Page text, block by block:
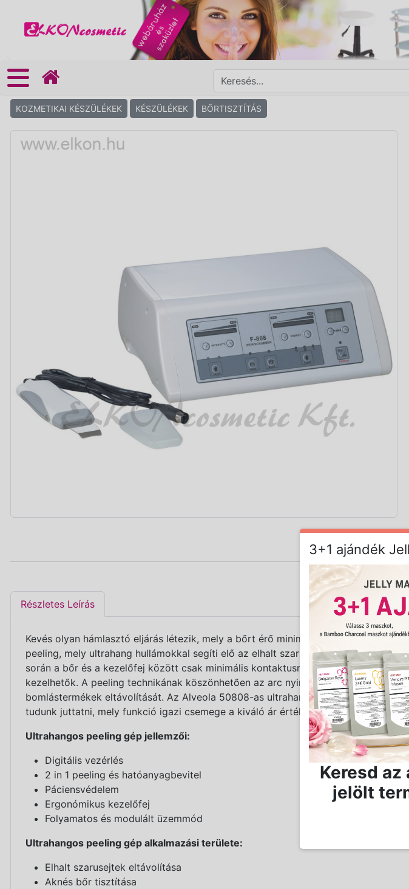
KOZMETIKAI KÉSZÜLÉKEK KÉSZÜLÉKEK BŐRTISZTÍTÁS
Részletes Leírás
Kevés olyan hámlasztó eljárás létezik, mely a bőrt érő minimális mechanikai
peeling, mely ultrahang hullámokkal segíti elő az elhalt szarusejtek eltávolítását
során a bőr és a kezelőfej között csak minimális kontaktusra van, így a
kezelhetők. A peeling technikának köszönhetően az arc nyirokkeringését is
bomlástermékek eltávolítását. Az Alveola 50808-as ultrahangos peeling-je igazi
tudunk juttatni, mely funkció igazi csemege a kiváló ár érték aránnyal rendelkező
Ultrahangos peeling gép jellemzői:
Digitális vezérlés
2 in 1 peeling és hatóanyagbevitel
Páciensvédelem
Ergonómikus kezelőfej
Folyamatos és modulált üzemmód
Ultrahangos peeling gép alkalmazási területe:
Elhalt szarusejtek eltávolítása
Aknés bőr tisztítása
3+1 ajándék
Keresd az
jelölt